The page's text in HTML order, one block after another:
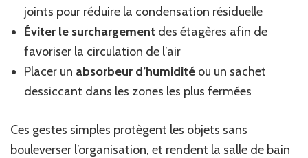
joints pour réduire la condensation résiduelle
Éviter le surchargement des étagères afin de
favoriser la circulation de l’air
Placer un absorbeur d’humidité ou un sachet
dessiccant dans les zones les plus fermées
Ces gestes simples protègent les objets sans
bouleverser l’organisation, et rendent la salle de bain